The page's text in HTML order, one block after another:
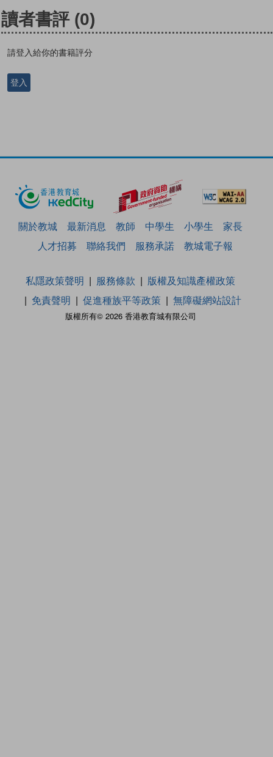
讀者書評 (0)
請登入給你的書籍評分
登入
關於教城 最新消息 教師 中學生 小學生
家長
人才招募
聯絡我們 服務承諾 教城電子報
版權所有© 2026 香港教育城有限公司
私隱政策聲明 服務條款
版權及知識產權政策
免責聲明
促進種族平等政策 無障礙網站設計